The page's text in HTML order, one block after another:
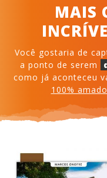
MAIS
Você gostaria de
a ponto de serem
como já aconteceu
100%